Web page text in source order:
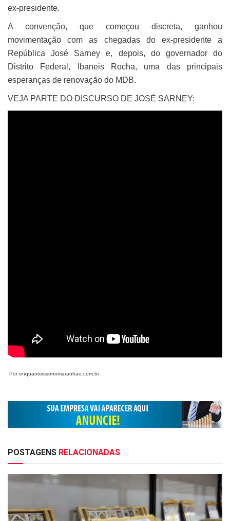
ex-presidente.
A convenção, que começou discreta, ganhou
movimentação com as chegadas do ex-presidente a
República José Sarney e, depois, do governador do
Distrito Federal, Ibaneis Rocha, uma das principais
esperanças de renovação do MDB.
VEJA PARTE DO DISCURSO DE JOSÉ SARNEY:
Por enquantoissonomaranhao.com.br
POSTAGENS RELACIONADAS